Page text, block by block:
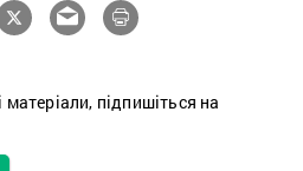
підпишіться на